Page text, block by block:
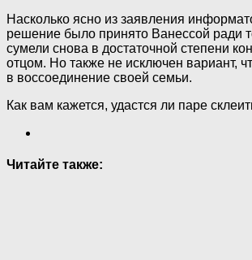
Насколько ясно из заявления
решение было принято Ванессой ради
сумели снова в достаточной степени
отцом. Но также не исключен вариант,
в воссоединение своей семьи.
Как вам кажется, удастся ли паре
Читайте также: